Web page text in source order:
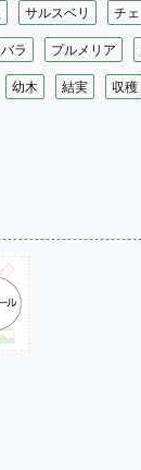
サルスベリ チ
バラ プルメリア
幼木 結実 収穫